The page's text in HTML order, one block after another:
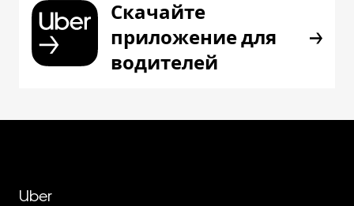
Скачайте
приложение для
водителей
Uber